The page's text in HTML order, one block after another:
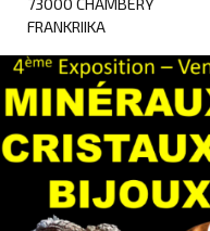
73000 CHAMBERY
FRANKRIIKA